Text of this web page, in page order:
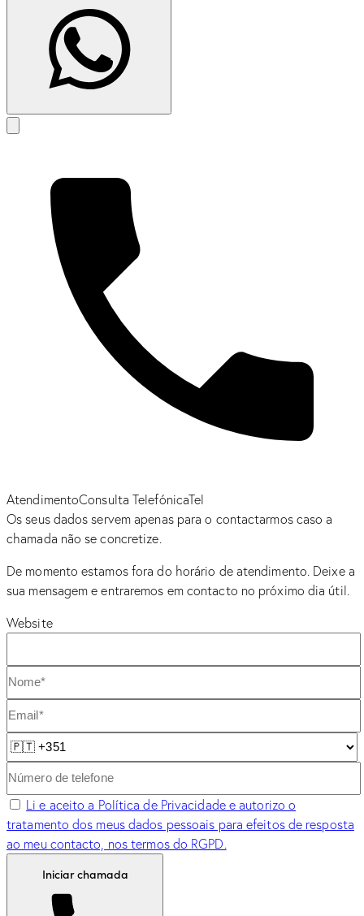
AtendimentoConsulta TelefónicaTel
Os seus dados servem apenas para o contactarmos caso a
chamada não se concretize.
De momento estamos fora do horário de atendimento. Deixe a
sua mensagem e entraremos em contacto no próximo dia útil.
Website
Li e aceito a Política de Privacidade e autorizo o
tratamento dos meus dados pessoais para efeitos de resposta
ao meu contacto, nos termos do RGPD.